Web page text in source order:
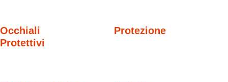
Occhiali
Protettivi
Protezione